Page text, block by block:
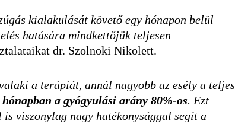
kialakulását követő egy hónapon belül
hatására mindkettőjük teljesen
dr. Szolnoki Nikolett.
a terápiát, annál nagyobb az esély a teljes
a gyógyulási arány 80%-os. Ezt
is viszonylag nagy hatékonysággal segít a